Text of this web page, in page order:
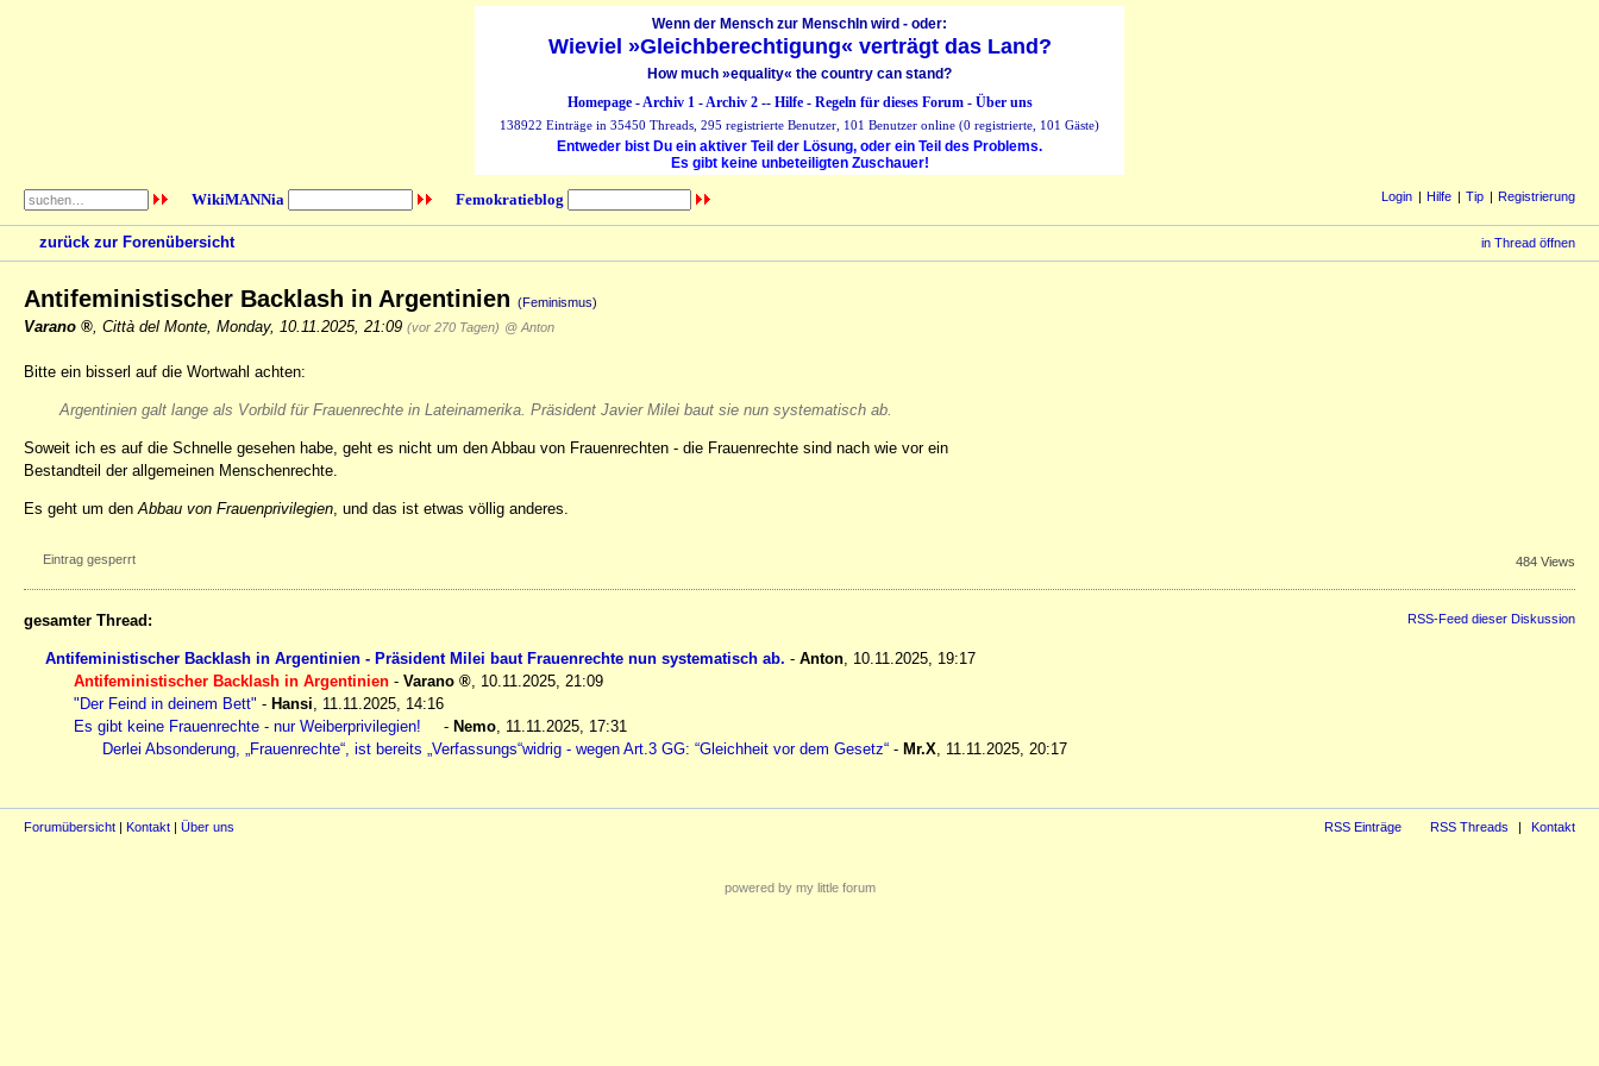
Wenn der Mensch zur MenschIn wird - oder:
Wieviel »Gleichberechtigung« verträgt das Land?
How much »equality« the country can stand?
Homepage-Archiv 1-Archiv 2-- Hilfe- Regeln für dieses Forum- Über uns
138922 Einträge in 35450 Threads, 295 registrierte Benutzer, 101 Benutzer online (0 registrierte, 101 Gäste)
Entweder bist Du ein aktiver Teil der Lösung, oder ein Teil des Problems.
Es gibt keine unbeteiligten Zuschauer!
WikiMANNia Femokratieblog Login Hilfe Tip Registrierung
zurück zur Forenübersicht in Thread öffnen
Antifeministischer Backlash in Argentinien (Feminismus)
Varano Città del Monte Monday, 10.11.2025, 21:09 (vor 270 Tagen) @ Anton
Bitte ein bisserl auf die Wortwahl achten:
Argentinien galt lange als Vorbild für Frauenrechte in Lateinamerika. Präsident Javier Milei baut sie nun systematisch ab.
Soweit ich es auf die Schnelle gesehen habe, geht es nicht um den Abbau von Frauenrechten - die Frauenrechte sind nach wie vor ein
Bestandteil der allgemeinen Menschenrechte.
Es geht um denAbbau von Frauenprivilegien, und das ist etwas völlig anderes.
Eintrag gesperrt 484 Views
gesamter Thread: RSS-Feed dieser Diskussion
Antifeministischer Backlash in Argentinien - Präsident Milei baut Frauenrechte nun systematisch ab. - Anton, 10.11.2025, 19:17
Antifeministischer Backlash in Argentinien - Varano , 10.11.2025, 21:09
"Der Feind in deinem Bett" - Hansi, 11.11.2025, 14:16
Es gibt keine Frauenrechte - nur Weiberprivilegien!
- Nemo, 11.11.2025, 17:31
Derlei Absonderung, „Frauenrechte“, ist bereits „Verfassungs“widrig - wegen Art.3 GG: “Gleichheit vor dem Gesetz“ - Mr.X, 11.11.2025, 20:17
Forumübersicht | Kontakt | Über uns RSS Einträge RSS Threads Kontakt
powered by my little forum